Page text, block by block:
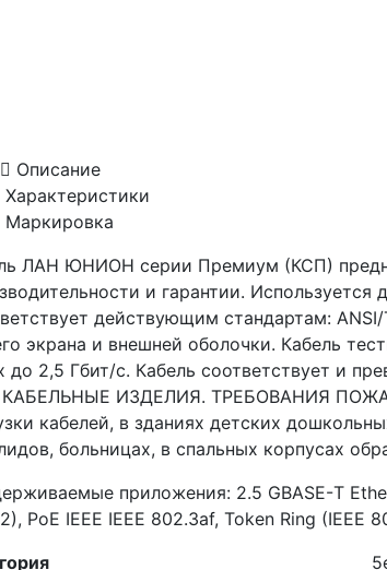
Описание
Характеристики
Маркировка
ЛАН ЮНИОН серии Премиум (КСП)
и гарантии.
действующим стандартам:
экрана и внешней оболочки. Кабель
до 2,5 Гбит/с. Кабель соответствует и
КАБЕЛЬНЫЕ ИЗДЕЛИЯ. ТРЕБОВАНИЯ
кабелей, в зданиях детских
больницах, в спальных корпусах
приложения: 2.5 GBASE-Т
PoE IEEE IEEE 802.3af, Token Ring (IEEE